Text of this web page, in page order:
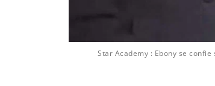
Star Academy : Ebony se